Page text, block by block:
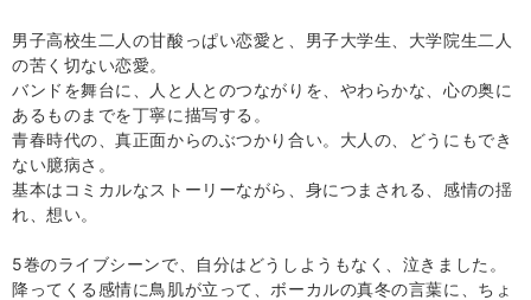
男子高校生二人の甘酸っぱい恋愛と、男子大学生、大学院生二人
の苦く切ない恋愛。
バンドを舞台に、人と人とのつながりを、やわらかな、心の奥に
あるものまでを丁寧に描写する。
青春時代の、真正面からのぶつかり合い。大人の、どうにもでき
ない臆病さ。
基本はコミカルなストーリーながら、身につまされる、感情の揺
れ、想い。
5巻のライブシーンで、自分はどうしようもなく、泣きました。
降ってくる感情に鳥肌が立って、ボーカルの真冬の言葉に、ちょ